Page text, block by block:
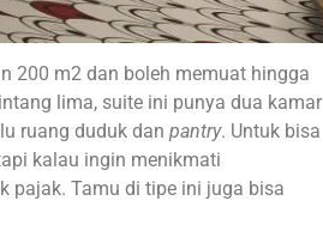
200 m2 dan boleh memuat hingga
lima, suite ini punya dua kamar
ruang duduk dan pantry. Untuk bisa
kalau ingin menikmati
pajak. Tamu di tipe ini juga bisa